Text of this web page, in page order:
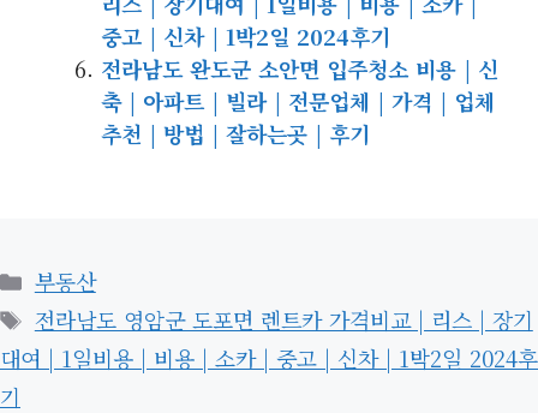
중고 | 신차 | 1박2일 2024후기
전라남도 완도군 소안면 입주청소 비용 | 신
축 | 아파트 | 빌라 | 전문업체 | 가격 | 업체
추천 | 방법 | 잘하는곳 | 후기
카
테
고
리
부동산
태
그
전라남도 영암군 도포면 렌트카 가격비교 | 리스 | 장기
대여 | 1일비용 | 비용 | 소카 | 중고 | 신차 | 1박2일 2024후
기